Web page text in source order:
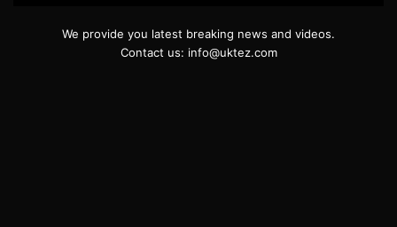
We provide you latest breaking news and videos.
Contact us: info@uktez.com